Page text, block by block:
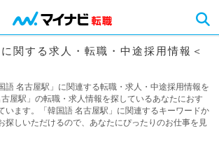
関する求人・転職・中途採用情報＜
語 名古屋駅」に関連する転職・求人・中途採用情報を
屋駅」の転職・求人情報を探しているあなたにおす
います。「韓国語 名古屋駅」に関連するキーワードか
探しいただけるので、あなたにぴったりのお仕事を見